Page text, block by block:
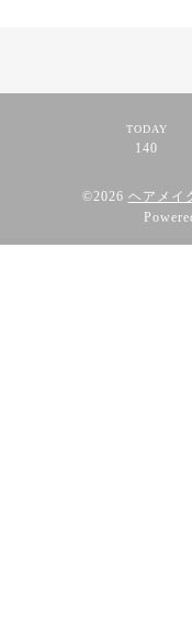
TODAY
140
©2026 ヘアメイ